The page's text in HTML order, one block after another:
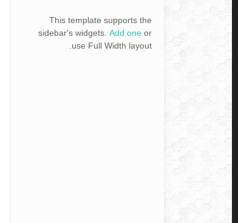
This template supports the
sidebar's widgets.Add oneor
use Full Width layout.